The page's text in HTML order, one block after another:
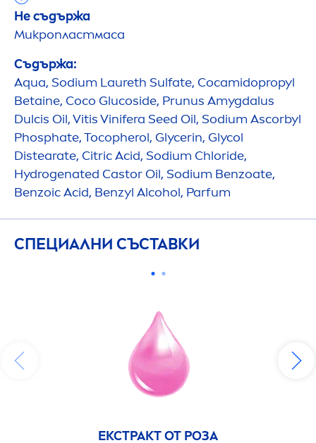
Не съдържа
Микропластмаса
Съдържа:
Aqua, Sodium Laureth Sulfate, Cocamidopropyl
Betaine, Coco Glucoside, Prunus Amygdalus
Dulcis Oil, Vitis Vinifera Seed Oil, Sodium Ascorbyl
Phosphate, Tocopherol, Glycerin, Glycol
Distearate, Citric Acid, Sodium Chloride,
Hydrogenated Castor Oil, Sodium Benzoate,
Benzoic Acid, Benzyl Alcohol, Parfum
СПЕЦИАЛНИ СЪСТАВКИ
ЕКСТРАКТ ОТ РОЗА